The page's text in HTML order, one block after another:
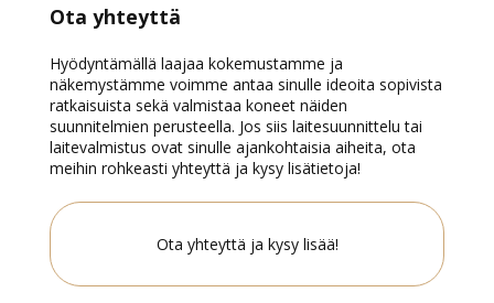
Ota yhteyttä
Hyödyntämällä laajaa kokemustamme ja
näkemystämme voimme antaa sinulle ideoita sopivista
ratkaisuista sekä valmistaa koneet näiden
suunnitelmien perusteella. Jos siis laitesuunnittelu tai
laitevalmistus ovat sinulle ajankohtaisia aiheita, ota
meihin rohkeasti yhteyttä ja kysy lisätietoja!
Ota yhteyttä ja kysy lisää!